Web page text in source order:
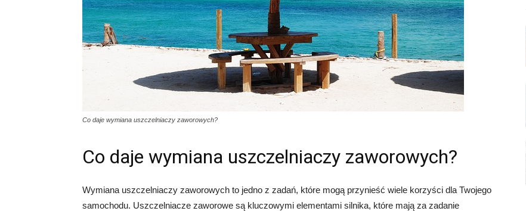
Co daje wymiana uszczelniaczy zaworowych?
Co daje wymiana uszczelniaczy zaworowych?
Wymiana uszczelniaczy zaworowych to jedno z zadań, które mogą przynieść wiele korzyści dla Twojego
samochodu. Uszczelniacze zaworowe są kluczowymi elementami silnika, które mają za zadanie